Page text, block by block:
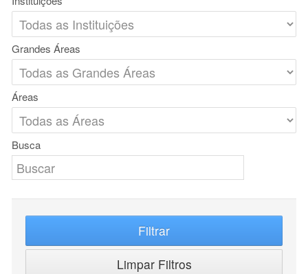
Grandes Áreas
Áreas
Busca
Filtrar
Limpar Filtros